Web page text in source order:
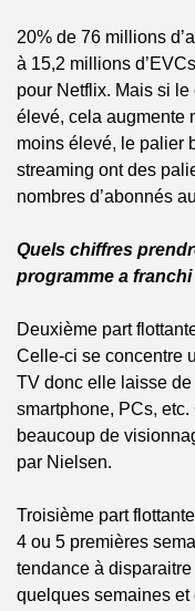
20% de 76 millions
à 15,2 millions
pour Netflix. Mais si le
élevé, cela augmente
moins élevé, le palier
streaming ont des
nombres d’abonnés
Quels chiffres
programme a
Deuxième part
Celle-ci se concentre
TV donc elle laisse
smartphone, PCs,
beaucoup de
par Nielsen.
Troisième part
4 ou 5 premières
tendance à
quelques semaines et